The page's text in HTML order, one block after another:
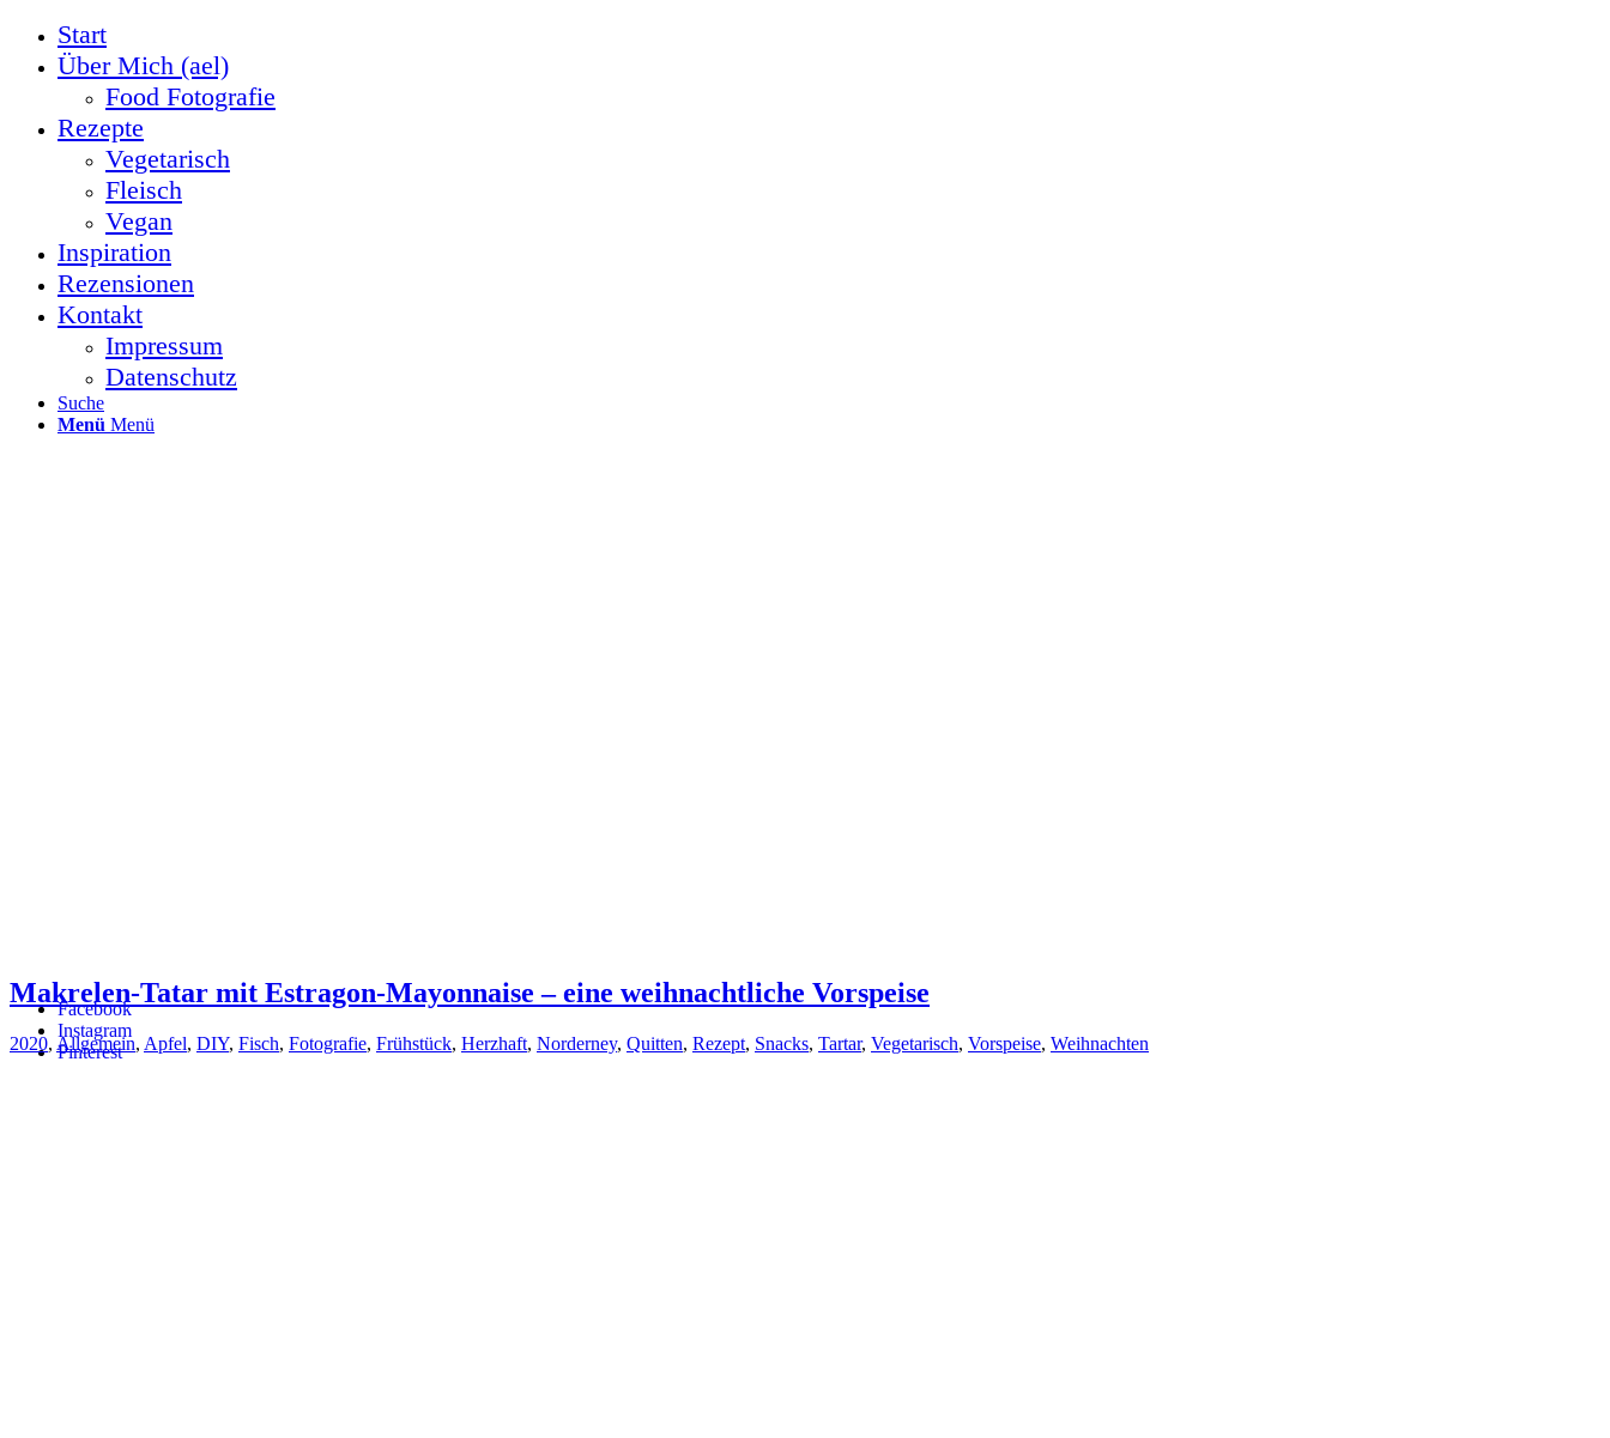
Start
Über Mich (ael)
Food Fotografie
Rezepte
Vegetarisch
Fleisch
Vegan
Inspiration
Rezensionen
Kontakt
Impressum
Datenschutz
Suche
Menü Menü
Facebook
Instagram
Pinterest
Makrelen-Tatar mit Estragon-Mayonnaise – eine weihnachtliche Vorspeise
2020, Allgemein, Apfel, DIY, Fisch, Fotografie, Frühstück, Herzhaft, Norderney, Quitten, Rezept, Snacks, Tartar, Vegetarisch, Vorspeise, Weihnachten